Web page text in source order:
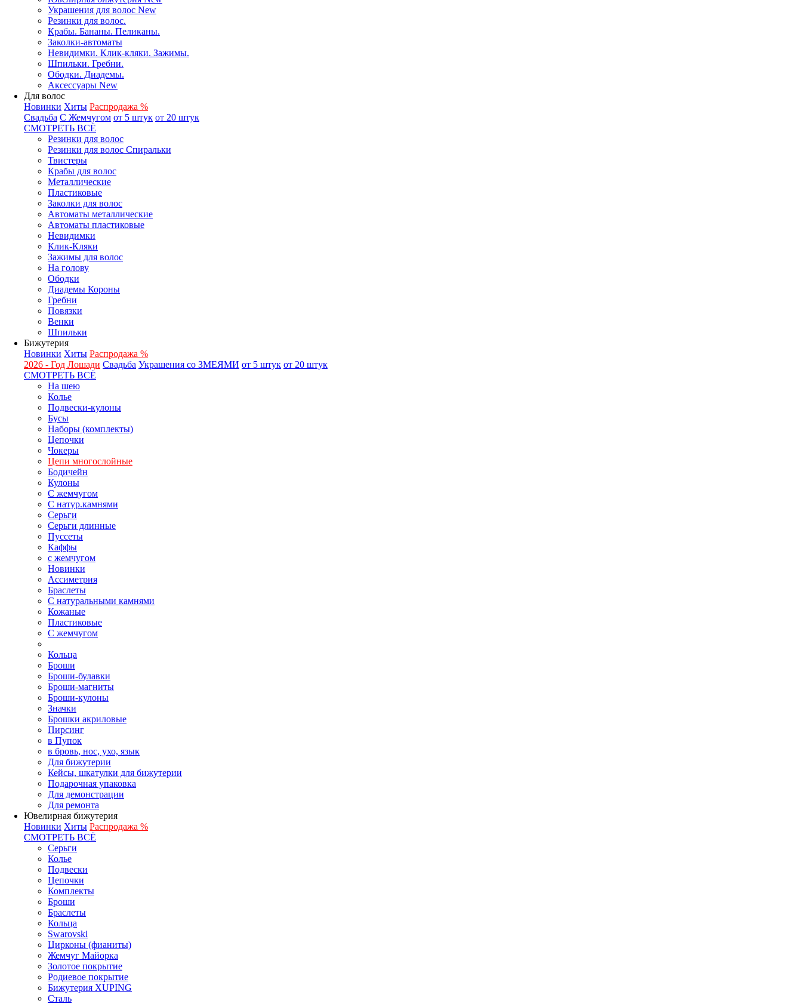
Украшения для волос New
Резинки для волос.
Крабы. Бананы. Пеликаны.
Заколки-автоматы
Невидимки. Клик-кляки. Зажимы.
Шпильки. Гребни.
Ободки. Диадемы.
Аксессуары New
Для волос
Новинки Хиты Распродажа %
Свадьба С Жемчугом от 5 штук от 20 штук
СМОТРЕТЬ ВСЁ
Резинки для волос
Резинки для волос Спиральки
Твистеры
Крабы для волос
Металлические
Пластиковые
Заколки для волос
Автоматы металлические
Автоматы пластиковые
Невидимки
Клик-Кляки
Зажимы для волос
На голову
Ободки
Диадемы Короны
Гребни
Повязки
Венки
Шпильки
Бижутерия
Новинки Хиты Распродажа %
2026 - Год Лошади Свадьба Украшения со ЗМЕЯМИ от 5 штук от 20 штук
СМОТРЕТЬ ВСЁ
На шею
Колье
Подвески-кулоны
Бусы
Наборы (комплекты)
Цепочки
Чокеры
Цепи многослойные
Бодичейн
Кулоны
С жемчугом
С натур.камнями
Серьги
Серьги длинные
Пуссеты
Каффы
с жемчугом
Новинки
Ассиметрия
Браслеты
С натуральными камнями
Кожаные
Пластиковые
С жемчугом
Кольца
Броши
Броши-булавки
Броши-магниты
Броши-кулоны
Значки
Брошки акриловые
Пирсинг
в Пупок
в бровь, нос, ухо, язык
Для бижутерии
Кейсы, шкатулки для бижутерии
Подарочная упаковка
Для демонстрации
Для ремонта
Ювелирная бижутерия
Новинки Хиты Распродажа %
СМОТРЕТЬ ВСЁ
Серьги
Колье
Подвески
Цепочки
Комплекты
Броши
Браслеты
Кольца
Swarovski
Цирконы (фианиты)
Жемчуг Майорка
Золотое покрытие
Родиевое покрытие
Бижутерия XUPING
Сталь